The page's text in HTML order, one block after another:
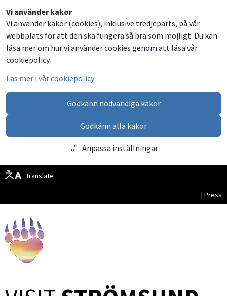
Vi använder kakor
Vi använder kakor (cookies), inklusive tredjeparts, på vår
webbplats för att den ska fungera så bra som möjligt. Du kan
läsa mer om hur vi använder cookies genom att läsa vår
cookiepolicy.
Läs mer i vår cookiepolicy
Godkänn nödvändiga kakor
Godkänn alla kakor
Anpassa inställningar
Translate
| Press
Dela
på
Facebook
Dela
på
Twitter
Dela
på
LinkedIn
Dela
via
email
Besök
oss
på
Facebook